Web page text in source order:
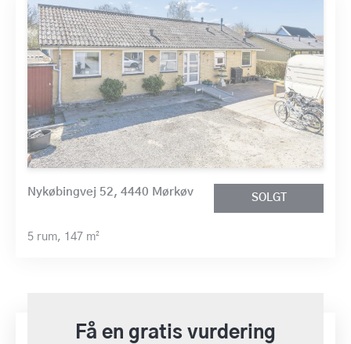
Nykøbingvej 52, 4440 Mørkøv SOLGT
5 rum, 147 m²
Få en gratis vurdering